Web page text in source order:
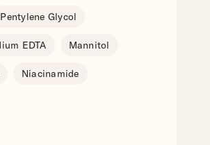
Pentylene Glycol
EDTA Mannitol
Niacinamide